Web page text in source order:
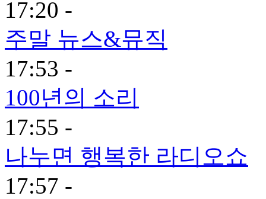
17:20 -
주말 뉴스&뮤직
17:53 -
100년의 소리
17:55 -
나누면 행복한 라디오쇼
17:57 -